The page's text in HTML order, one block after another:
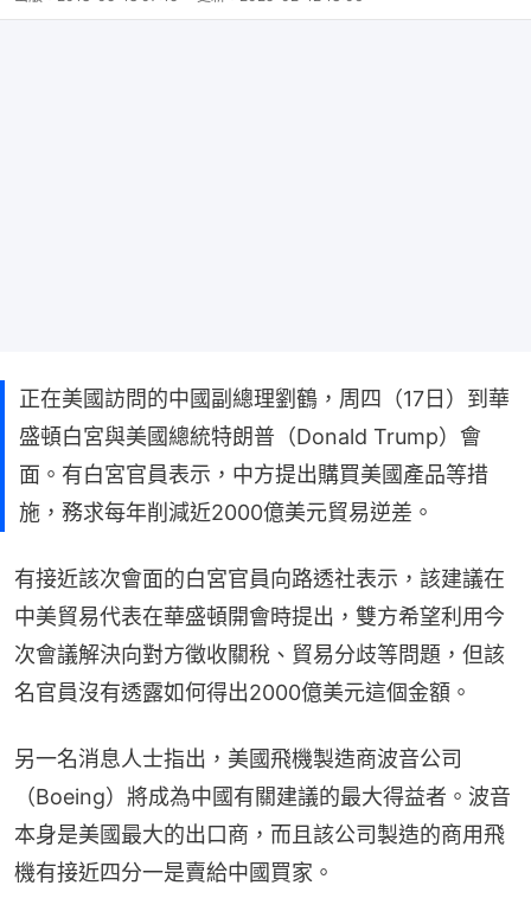
正在美國訪問的中國副總理劉鶴，周四（17日）到華
盛頓白宮與美國總統特朗普（Donald Trump）會
面。有白宮官員表示，中方提出購買美國產品等措
施，務求每年削減近2000億美元貿易逆差。
有接近該次會面的白宮官員向路透社表示，該建議在
中美貿易代表在華盛頓開會時提出，雙方希望利用今
次會議解決向對方徵收關稅、貿易分歧等問題，但該
名官員沒有透露如何得出2000億美元這個金額。
另一名消息人士指出，美國飛機製造商波音公司
（Boeing）將成為中國有關建議的最大得益者。波音
本身是美國最大的出口商，而且該公司製造的商用飛
機有接近四分一是賣給中國買家。